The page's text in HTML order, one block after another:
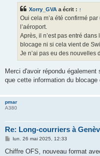
Xorry_GVA a écrit : ↑
Oui cela m’a été confirmé
l’aéroport.
Après, il n’est pas entré
blocage ni si cela vient de
Je n’ai pas eu des nouvelles
Merci d'avoir répondu
que cette information du blocage
pmar
A380
Re: Long-courriers à
M
s
lun. 26 mai 2025, 12:33
Chiffre OFS, nouveau format